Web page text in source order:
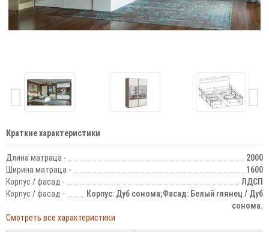
Краткие характеристики
Длина матраца -
2000
Ширина матраца -
1600
Корпус / фасад -
ЛДСП
Корпус / фасад -
Корпус: Дуб сонома;Фасад: Белый глянец / Дуб
сонома.
Смотреть все характеристики